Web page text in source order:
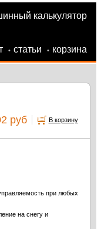
калькулятор
• статьи • корзина
руб В корзину
при любых
на снегу и